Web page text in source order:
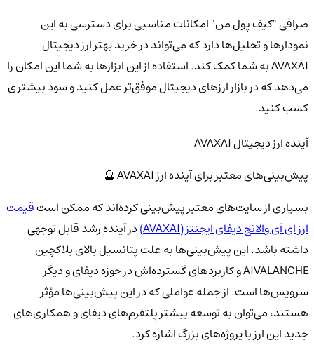
صرافی "کیف پول من" امکانات مناسبی برای دسترسی به این
نمودارها و تحلیل‌ها دارد که می‌تواند در خرید بهتر ارز دیجیتال
AVAXAI به شما کمک کند. استفاده از این ابزارها به شما این امکان را
می‌دهد که در بازار ارزهای دیجیتال موفق‌تر عمل کنید و سود بیشتری
کسب کنید.
آینده ارز دیجیتال AVAXAI
پیش‌بینی‌های معتبر برای آینده ارز AVAXAI 🔮
بسیاری از سایت‌های معتبر پیش‌بینی کرده‌اند که ممکن استقیمت
ارز ای آی والانچ دیفای ایجنتز (AVAXAI)
در آینده رشد قابل توجهی
داشته باشد. این پیش‌بینی‌ها به علت پتانسیل بالای بلاکچین
AIVALANCHE و کاربردهای گسترده‌اش در حوزه دیفای و دیگر
سرویس‌ها است. از جمله عواملی که در این پیش‌بینی‌ها مؤثر
هستند، می‌توان به توسعه بیشتر پلتفرم‌های دیفای و همکاری‌های
جدید این ارز با پروژه‌های بزرگ اشاره کرد.